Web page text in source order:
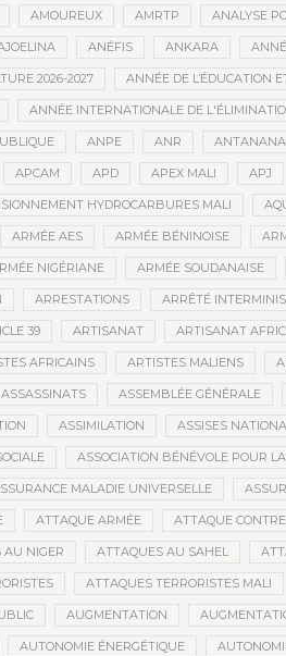
AMOUREUX AMRTP ANALYSE
ANÉFIS ANKARA
2026-2027 ANNÉE DE L’ÉDUCATION
ANNÉE INTERNATIONALE DE
ANPE ANR
APCAM APD APEX MALI APJ
HYDROCARBURES MALI
ARMÉE AES ARMÉE BÉNINOISE
NIGÉRIANE ARMÉE SOUDANAISE
ARRESTATIONS ARRÊTÉ
39 ARTISANAT ARTISANAT
AFRICAINS ARTISTES MALIENS
ASSASSINATS ASSEMBLÉE GÉNÉRALE
ASSIMILATION ASSISES
ASSOCIATION BÉNÉVOLE POUR
MALADIE UNIVERSELLE
ATTAQUE ARMÉE ATTAQUE
AU NIGER ATTAQUES AU SAHEL
ATTAQUES TERRORISTES MALI
AUGMENTATION
AUTONOMIE ÉNERGÉTIQUE